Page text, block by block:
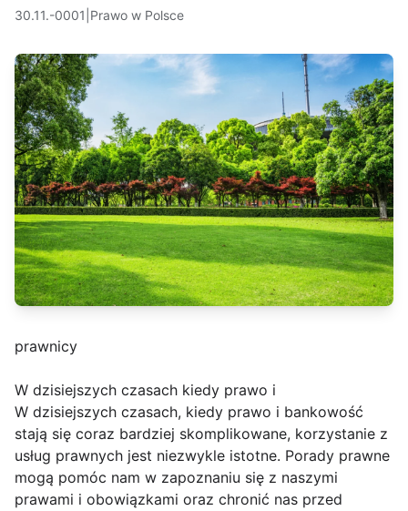
30.11.-0001 Prawo w Polsce
prawnicy
W dzisiejszych czasach kiedy prawo i
W dzisiejszych czasach, kiedy prawo i bankowość
stają się coraz bardziej skomplikowane, korzystanie z
usług prawnych jest niezwykle istotne. Porady prawne
mogą pomóc nam w zapoznaniu się z naszymi
prawami i obowiązkami oraz chronić nas przed